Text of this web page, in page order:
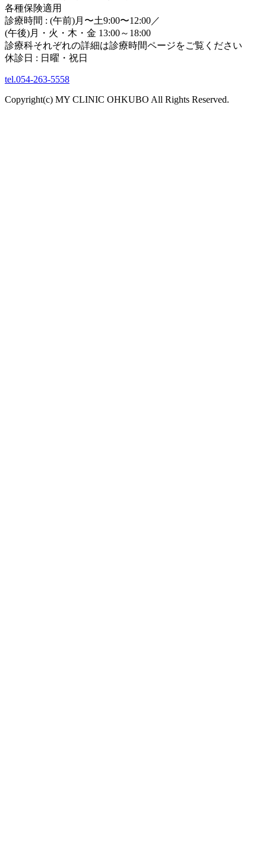
各種保険適用
診療時間 : (午前)月〜土9:00〜12:00／
(午後)月・火・木・金 13:00～18:00
診療科それぞれの詳細は診療時間ページをご覧ください
休診日 : 日曜・祝日
tel.054-263-5558
Copyright(c) MY CLINIC OHKUBO All Rights Reserved.